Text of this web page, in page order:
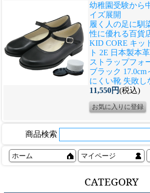
幼稚園受験から
イズ展開
履く人の足に馴
性に優れる百貨
KID CORE キッ
ト 2E 日本製本
ストラップフォ
ブラック 17.0cm
にくい靴 失敗し
11,550円(税込)
商品検索
ホーム マイページ
CATEGORY